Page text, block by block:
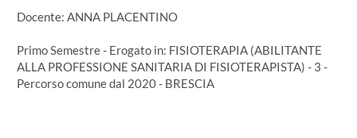
Docente: ANNA PLACENTINO
Primo Semestre - Erogato in: FISIOTERAPIA (ABILITANTE
ALLA PROFESSIONE SANITARIA DI FISIOTERAPISTA) - 3 -
Percorso comune dal 2020 - BRESCIA